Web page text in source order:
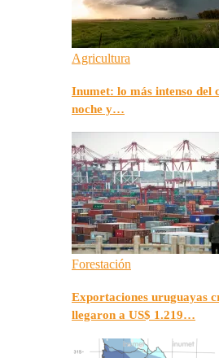
Agricultura
Inumet: lo más intenso del
noche y…
Forestación
Exportaciones uruguayas
llegaron a US$ 1.219…